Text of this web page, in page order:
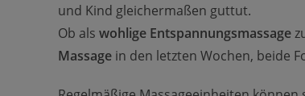
und Kind gleichermaßen guttut.
Ob als wohlige Entspannungsmassage
Massage in den letzten Wochen, beide